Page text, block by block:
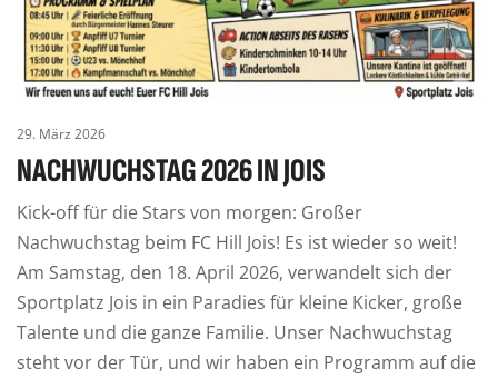
29. März 2026
NACHWUCHSTAG 2026 IN JOIS
Kick-off für die Stars von morgen: Großer
Nachwuchstag beim FC Hill Jois! Es ist wieder so weit!
Am Samstag, den 18. April 2026, verwandelt sich der
Sportplatz Jois in ein Paradies für kleine Kicker, große
Talente und die ganze Familie. Unser Nachwuchstag
steht vor der Tür, und wir haben ein Programm auf die